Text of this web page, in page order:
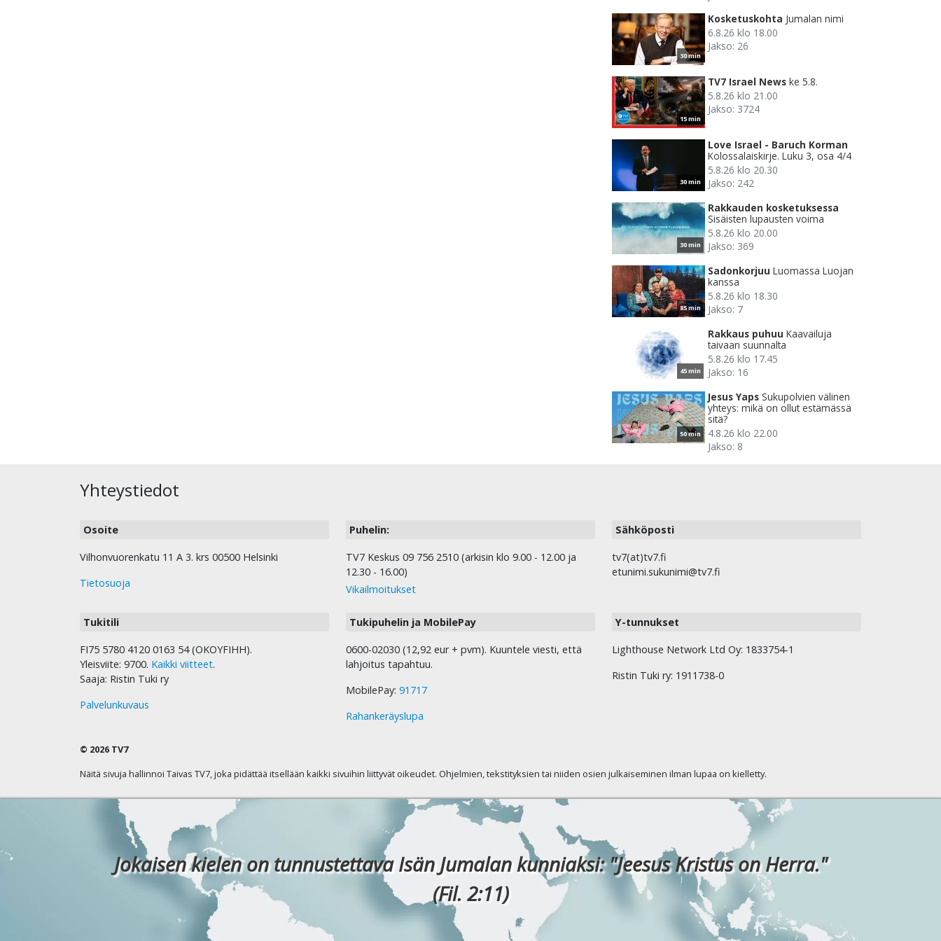
30 min
Kosketuskohta Jumalan nimi
6.8.26 klo 18.00
Jakso: 26
15 min
TV7 Israel News ke 5.8.
5.8.26 klo 21.00
Jakso: 3724
30 min
Love Israel - Baruch Korman
Kolossalaiskirje. Luku 3, osa 4/4
5.8.26 klo 20.30
Jakso: 242
30 min
Rakkauden kosketuksessa
Sisäisten lupausten voima
5.8.26 klo 20.00
Jakso: 369
85 min
Sadonkorjuu Luomassa Luojan
kanssa
5.8.26 klo 18.30
Jakso: 7
45 min
Rakkaus puhuu Kaavailuja
taivaan suunnalta
5.8.26 klo 17.45
Jakso: 16
50 min
Jesus Yaps Sukupolvien välinen
yhteys: mikä on ollut estämässä
sitä?
4.8.26 klo 22.00
Jakso: 8
Yhteystiedot
Osoite
Vilhonvuorenkatu 11 A 3. krs 00500 Helsinki
Tietosuoja
Puhelin:
TV7 Keskus 09 756 2510 (arkisin klo 9.00 - 12.00 ja
12.30 - 16.00)
Vikailmoitukset
Sähköposti
tv7(at)tv7.fi
etunimi.sukunimi@tv7.fi
Tukitili
FI75 5780 4120 0163 54 (OKOYFIHH).
Yleisviite: 9700. Kaikki viitteet.
Saaja: Ristin Tuki ry
Palvelunkuvaus
Tukipuhelin ja MobilePay
0600-02030 (12,92 eur + pvm). Kuuntele viesti, että
lahjoitus tapahtuu.
MobilePay: 91717
Rahankeräyslupa
Y-tunnukset
Lighthouse Network Ltd Oy: 1833754-1
Ristin Tuki ry: 1911738-0
© 2026 TV7
Näitä sivuja hallinnoi Taivas TV7, joka pidättää itsellään kaikki sivuihin liittyvät oikeudet. Ohjelmien, tekstityksien tai niiden osien julkaiseminen ilman lupaa on kielletty.
Jokaisen kielen on tunnustettava Isän Jumalan kunniaksi: "Jeesus Kristus on Herra."
(Fil. 2:11)